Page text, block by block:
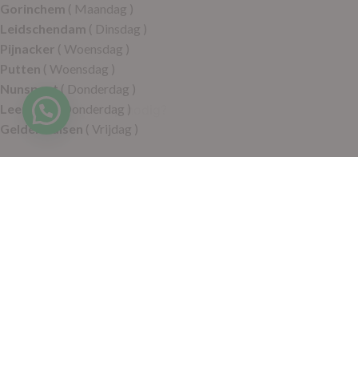
Gorinchem ( Maandag )
Leidschendam ( Dinsdag )
Pijnacker ( Woensdag )
Putten ( Woensdag )
Nunspeet( Donderdag )
Leerdam ( Donderdag )
Geldermalsen ( Vrijdag )
SITEMAP